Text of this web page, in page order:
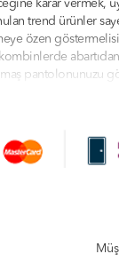
karar vermek,
trend ürünler
özen
pantolonunuzu
profesyonel
verici kıyafetleri
deneyiminizi